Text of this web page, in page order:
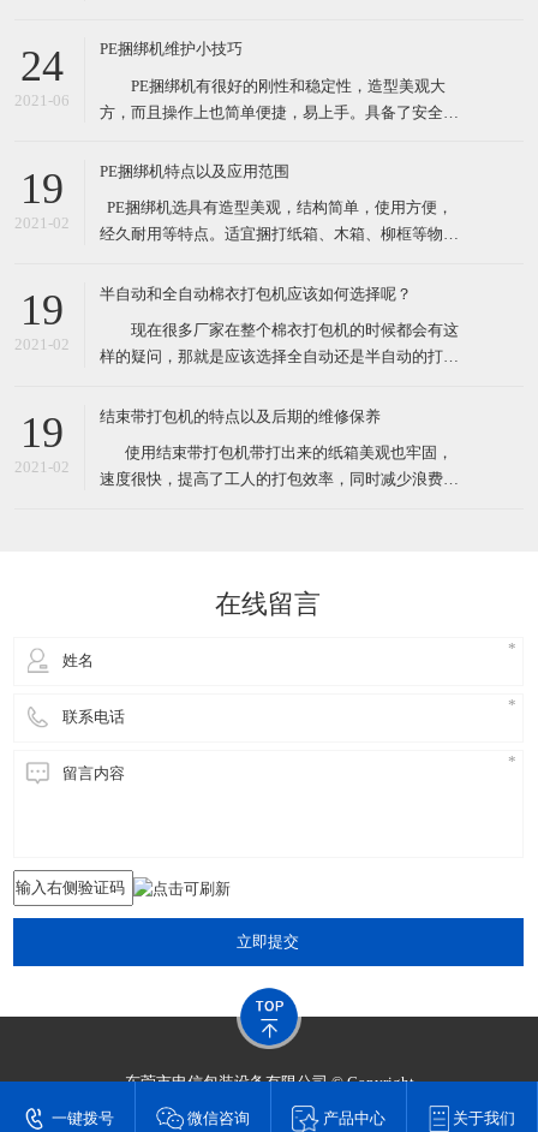
其体积小巧、维修起来比较简易，故广泛适用于流动
捆包机的电熔粘合效果，又可解决带钳的铁扣机捆
24
2021-06
PE捆绑机维护小技巧
PE捆绑机有很好的刚性和稳定性，造型美观大
方，而且操作上也简单便捷，易上手。具备了安全性
开始使用PE捆绑机的厂家对了PE捆绑机赞口不绝，认
约了人力运输费。 PE捆绑机广泛用于用于食品、
医药、五金、化工
19
2021-02
PE捆绑机特点以及应用范围
​ PE捆绑机选具有造型美观，结构简单，使用方便，
经久耐用等特点。适宜捆打纸箱、木箱、柳框等物
其体积小巧、维修起来比较简易，故广泛适用于流动
捆包机的电熔粘合效果，又可解决带钳的铁扣机捆
19
2021-02
半自动和全自动棉衣打包机应该如何选择呢？
现在很多厂家在整个棉衣打包机的时候都会有这
样的疑问，那就是应该选择全自动还是半自动的打包
接选择全自动的，很有可能由于衣物的形状不是十分
另外的朋友觉得如果不选择全自动的打包机的话，很
有可能最后会造成比较严重
19
2021-02
结束带打包机的特点以及后期的维修保养
​ 使用结束带打包机带打出来的纸箱美观也牢固，
速度很快，提高了工人的打包效率，同时减少浪费，
在线留言
立即提交
东莞市申信包装设备有限公司 © Copyright
东莞网站建设​
一键拨号 微信咨询 产品中心 关于我们